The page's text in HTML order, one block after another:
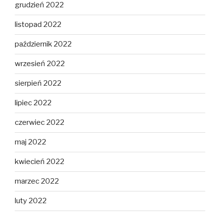
grudzień 2022
listopad 2022
październik 2022
wrzesień 2022
sierpień 2022
lipiec 2022
czerwiec 2022
maj 2022
kwiecień 2022
marzec 2022
luty 2022